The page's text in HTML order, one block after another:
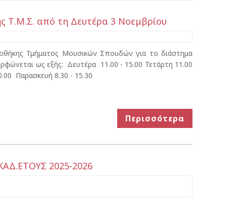
Τ.Μ.Σ. από τη Δευτέρα 3 Νοεμβρίου
Τμήματος Μουσικών Σπουδών για το διάστημα
ως εξής: Δευτέρα 11.00 - 15.00 Τετάρτη 11.00
Παρασκευή 8.30 - 15.30
Περισσότερα
2025-2026